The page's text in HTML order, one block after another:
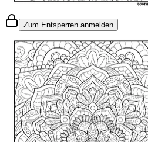
Zum Entsperren anmelden